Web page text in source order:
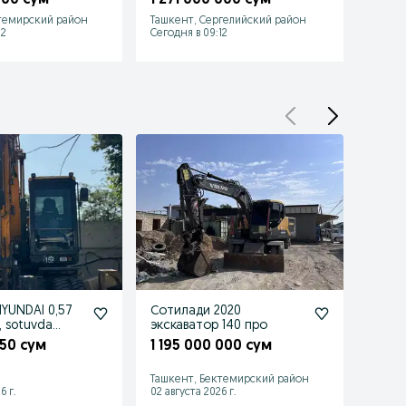
район
Ташкент, Сергелийский район
Сегодня в 09:12
0,57
sotuvda
сум
г.
Сотилади 2020
экскаватор 140 про
1 195 000 000 сум
Ташкент, Бектемирский район
02 августа 2026 г.